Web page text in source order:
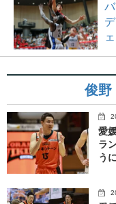
俊
愛
ラ
う